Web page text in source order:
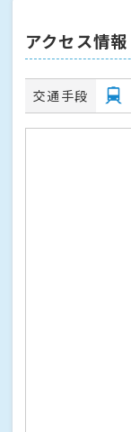
アクセス情報
交通手段